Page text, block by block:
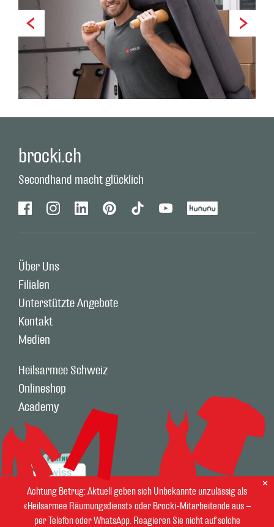
Achtung Betrug: Aktuell geben sich Unbekannte unzulässig als
«Heilsarmee Räumungsdienst» oder Brocki-Mitarbeitende aus –
per Telefon oder WhatsApp. Reagieren Sie nicht auf solche
brocki.ch
Secondhand macht glücklich
FacebookInstagramLinkedin PinterestTiktok Youtube
Über Uns
Filialen
Unterstützte Angebote
Kontakt
Medien
Heilsarmee Schweiz
Onlineshop
Academy